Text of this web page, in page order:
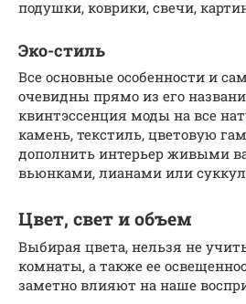
подушки, коврики, свечи,
Эко-стиль
Все основные особенности и
очевидны прямо из его
квинтэссенция моды на все
камень, текстиль, цветовую
дополнить интерьер живыми
вьюнками, лианами или
Цвет, свет и объем
Выбирая цвета, нельзя не
комнаты, а также ее
заметно влияют на наше